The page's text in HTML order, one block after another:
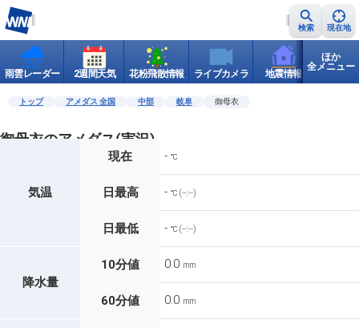
検索 現在地
雨雲レーダー 2週間天気 花粉飛散情報 ライブカメラ 地震情報 世界天
ほか
全メニュー
トップ アメダス 全国 中部 岐阜 御母衣
御母衣のアメダス(実況)
気温
現在 - ℃
日最高 - ℃ (--:--)
日最低 - ℃ (--:--)
降水量
10分値 0.0 mm
60分値 0.0 mm